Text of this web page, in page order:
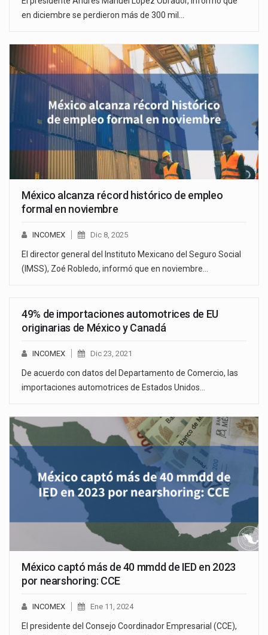
en diciembre se perdieron más de 300 mil…
México alcanza récord histórico de empleo
formal en noviembre
INCOMEX Dic 8, 2025
El director general del Instituto Mexicano del Seguro Social
(IMSS), Zoé Robledo, informó que en noviembre…
49% de importaciones automotrices de EU
originarias de México y Canadá
INCOMEX Dic 23, 2021
De acuerdo con datos del Departamento de Comercio, las
importaciones automotrices de Estados Unidos…
México captó más de 40 mmdd de IED en 2023
por nearshoring: CCE
INCOMEX Ene 11, 2024
El presidente del Consejo Coordinador Empresarial (CCE),